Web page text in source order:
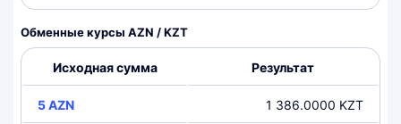
Обменные курсы AZN / KZT
Исходная сумма Результат
5 AZN 1 386.0000 KZT